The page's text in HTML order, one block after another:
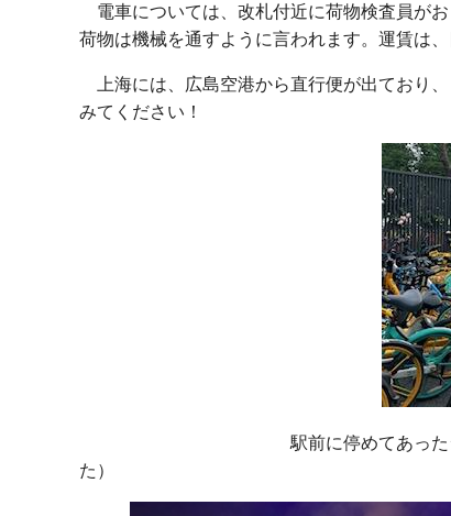
電車については、改札付近に荷物検査員が
荷物は機械を通すように言われます。運賃は
上海には、広島空港から直行便が出ており
みてください！
駅前に停めてあったシェアサイク
た）